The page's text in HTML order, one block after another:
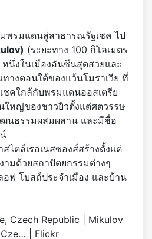
พรมแดนสู่สาธารณรัฐเชค ไป
(ระยะทาง 100 กิโลเมตร
หนึ่งในเมืองอันซีนสุดสวยและ
ทางตอนใต้ของแว้นโมราเวีย ที่
ชคใกล้กับพรมแดนออสเตรีย
ใหญ่ของชาวยิวตั้งแต่ศตวรรษ
ฒนธรรมผสมผสาน และมีชื่อ
ไตล์เรอเนสซองส์สร้างตั้งแต่
ามด้วยสถาปัตยกรรมต่างๆ
ฟ โบสถ์ประจำเมือง และบ้าน
นสวยงาม